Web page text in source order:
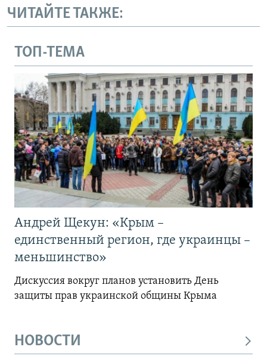
ЧИТАЙТЕ ТАКЖЕ:
ТОП-ТЕМА
Андрей Щекун: «Крым –
единственный регион, где украинцы –
меньшинство»
Дискуссия вокруг планов установить День
защиты прав украинской общины Крыма
НОВОСТИ